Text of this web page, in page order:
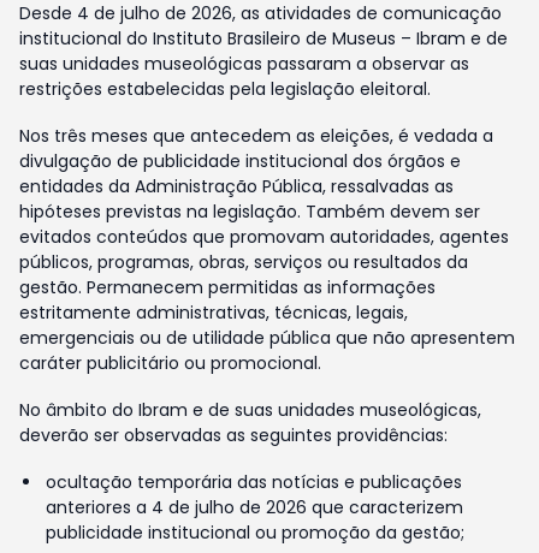
Desde 4 de julho de 2026, as atividades de comunicação
institucional do Instituto Brasileiro de Museus – Ibram e de
suas unidades museológicas passaram a observar as
restrições estabelecidas pela legislação eleitoral.
Nos três meses que antecedem as eleições, é vedada a
divulgação de publicidade institucional dos órgãos e
entidades da Administração Pública, ressalvadas as
hipóteses previstas na legislação. Também devem ser
evitados conteúdos que promovam autoridades, agentes
públicos, programas, obras, serviços ou resultados da
gestão. Permanecem permitidas as informações
estritamente administrativas, técnicas, legais,
emergenciais ou de utilidade pública que não apresentem
caráter publicitário ou promocional.
No âmbito do Ibram e de suas unidades museológicas,
deverão ser observadas as seguintes providências:
ocultação temporária das notícias e publicações
anteriores a 4 de julho de 2026 que caracterizem
publicidade institucional ou promoção da gestão;